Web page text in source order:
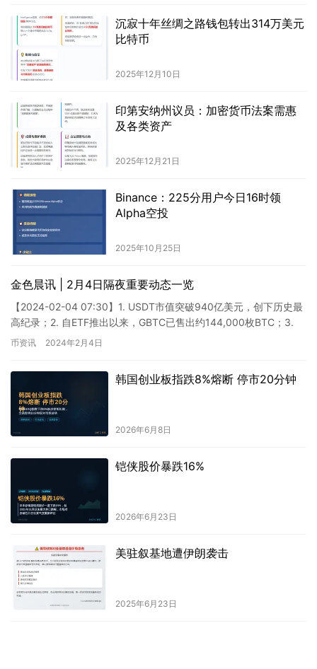
沉寂十年丝绸之路钱包转出314万美元
比特币
2025年12月10日
印第安纳州议员：加密货币法案需惠
及各类资产
2025年12月21日
Binance：225分用户今日16时领
Alpha空投
2025年10月25日
金色晨讯 | 2月4日隔夜重要动态一览
【2024-02-04 07:30】1. USDT市值突破940亿美元，创下历史最
高纪录；2. 自ETF推出以来，GBTC已售出约144,000枚BTC；3.
Cetus设立了条件…
币资讯 2024年2月4日
韩国创业板指跌8%熔断 停市20分钟
2026年6月8日
铠侠股价暴跌16%
2026年6月23日
美驻叙基地遭伊朗袭击
2025年6月23日